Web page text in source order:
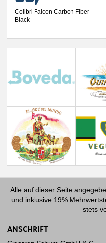
Colibri Falcon Carbon Fiber
Black
Alle auf dieser Seite
und inklusive 19%
stets
ANSCHRIFT